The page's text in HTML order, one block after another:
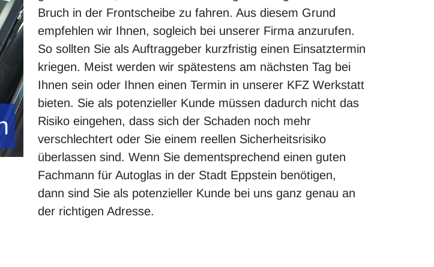
Bruch in der Frontscheibe zu fahren. Aus diesem Grund
empfehlen wir Ihnen, sogleich bei unserer Firma anzurufen.
So sollten Sie als Auftraggeber kurzfristig einen Einsatztermin
kriegen. Meist werden wir spätestens am nächsten Tag bei
Ihnen sein oder Ihnen einen Termin in unserer KFZ Werkstatt
bieten. Sie als potenzieller Kunde müssen dadurch nicht das
Risiko eingehen, dass sich der Schaden noch mehr
verschlechtert oder Sie einem reellen Sicherheitsrisiko
überlassen sind. Wenn Sie dementsprechend einen guten
Fachmann für Autoglas in der Stadt Eppstein benötigen,
dann sind Sie als potenzieller Kunde bei uns ganz genau an
der richtigen Adresse.